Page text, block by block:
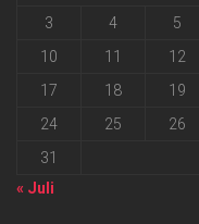
3
4 5
10
11 12
17
18 19
24
25 26
31
« Juli